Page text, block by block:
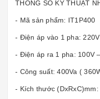
THÔNG SỐ KỸ THUẬT
- Mã sản phẩm: IT1P400
- Điện áp vào 1 pha: 220V
- Điện áp ra 1 pha: 100V
- Công suất: 400Va (
- Kích thước